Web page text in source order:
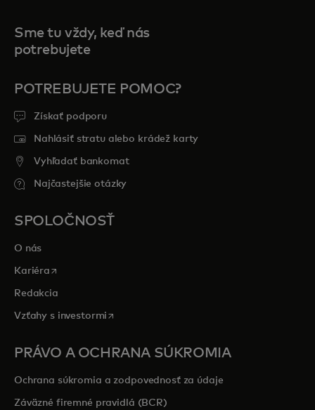
Sme tu vždy, keď nás
potrebujete
POTREBUJETE POMOC?
Získať podporu
Nahlásiť stratu alebo krádež karty
Vyhľadať bankomat
Najčastejšie otázky
SPOLOČNOSŤ
O nás
Kariéra opens in a new tab
Redakcia
Vzťahy s investormi opens in a new tab
PRÁVO A OCHRANA SÚKROMIA
Ochrana súkromia a zodpovednosť za údaje
Záväzné firemné pravidlá (BCR)